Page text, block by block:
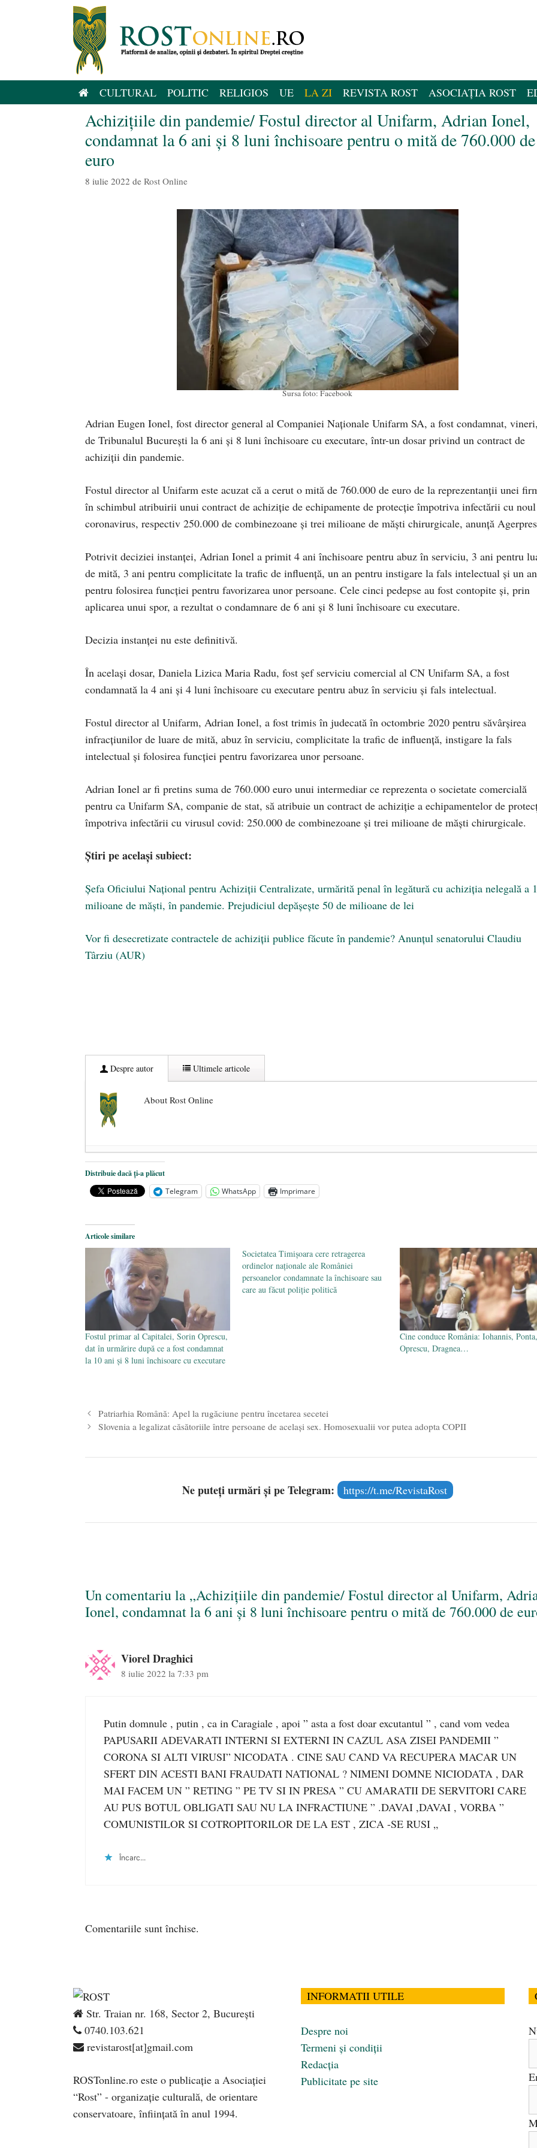
CULTURAL POLITIC RELIGIOS UE LA ZI REVISTA ROST ASOCIAȚIA ROST
Achizițiile din pandemie/ Fostul director al Unifarm, Adrian Ionel,
condamnat la 6 ani şi 8 luni închisoare pentru o mită de 760.000 de
euro
8 iulie 2022 de Rost Online
Sursa foto: Facebook
Adrian Eugen Ionel, fost director general al Companiei Naţionale Unifarm SA, a fost condamnat,
de Tribunalul Bucureşti la 6 ani şi 8 luni închisoare cu executare, într-un dosar privind un contract de
achiziții din pandemie.
Fostul director al Unifarm este acuzat că a cerut o mită de 760.000 de euro de la reprezentanţii unei
în schimbul atribuirii unui contract de achiziţie de echipamente de protecţie împotriva infectării cu noul
coronavirus, respectiv 250.000 de combinezoane şi trei milioane de măşti chirurgicale, anunță
Potrivit deciziei instanţei, Adrian Ionel a primit 4 ani închisoare pentru abuz în serviciu, 3 ani pentru
de mită, 3 ani pentru complicitate la trafic de influenţă, un an pentru instigare la fals intelectual şi un an
pentru folosirea funcţiei pentru favorizarea unor persoane. Cele cinci pedepse au fost contopite şi, prin
aplicarea unui spor, a rezultat o condamnare de 6 ani şi 8 luni închisoare cu executare.
Decizia instanţei nu este definitivă.
În acelaşi dosar, Daniela Lizica Maria Radu, fost şef serviciu comercial al CN Unifarm SA, a fost
condamnată la 4 ani şi 4 luni închisoare cu executare pentru abuz în serviciu şi fals intelectual.
Fostul director al Unifarm, Adrian Ionel, a fost trimis în judecată în octombrie 2020 pentru săvârşirea
infracţiunilor de luare de mită, abuz în serviciu, complicitate la trafic de influenţă, instigare la fals
intelectual şi folosirea funcţiei pentru favorizarea unor persoane.
Adrian Ionel ar fi pretins suma de 760.000 euro unui intermediar ce reprezenta o societate comercială
pentru ca Unifarm SA, companie de stat, să atribuie un contract de achiziţie a echipamentelor de
împotriva infectării cu virusul covid: 250.000 de combinezoane şi trei milioane de măşti chirurgicale.
Știri pe același subiect:
Şefa Oficiului Naţional pentru Achiziţii Centralizate, urmărită penal în legătură cu achiziția nelegală a
milioane de măști, în pandemie. Prejudiciul depășește 50 de milioane de lei
Vor fi desecretizate contractele de achiziții publice făcute în pandemie? Anunțul senatorului Claudiu
Târziu (AUR)
Despre autor Ultimele articole
About Rost Online
Dezvăluiri cutremurătoare despre președintele Ucrainei, Volodymyr Zelensky
Statul care servește Națiunea - 21 aprilie 2026
Legea Vexler produce efecte. Bustul poetului Octavian Goga, înlăturat din Iași
Distribuie dacă ți-a plăcut
Telegram
WhatsApp Imprimare
Articole similare
Fostul primar al Capitalei, Sorin Oprescu,
dat în urmărire după ce a fost condamnat
la 10 ani şi 8 luni închisoare cu executare
Societatea Timişoara cere retragerea
ordinelor naţionale ale României
persoanelor condamnate la închisoare sau
care au făcut poliţie politică
Cine conduce România: Iohannis, Ponta,
Oprescu, Dragnea…
Patriarhia Română: Apel la rugăciune pentru încetarea secetei
Slovenia a legalizat căsătoriile între persoane de acelaşi sex. Homosexualii vor putea adopta COPII
Ne puteți urmări și pe Telegram: https://t.me/RevistaRost
Un comentariu la „Achizițiile din pandemie/ Fostul director al Unifarm,
Ionel, condamnat la 6 ani şi 8 luni închisoare pentru o mită de 760.000 de
Viorel Draghici
8 iulie 2022 la 7:33 pm
Putin domnule , putin , ca in Caragiale , apoi ” asta a fost doar excutantul ” , cand vom vedea
PAPUSARII ADEVARATI INTERNI SI EXTERNI IN CAZUL ASA ZISEI PANDEMII ”
CORONA SI ALTI VIRUSI” NICODATA . CINE SAU CAND VA RECUPERA MACAR UN
SFERT DIN ACESTI BANI FRAUDATI NATIONAL ? NIMENI DOMNE NICIODATA , DAR
MAI FACEM UN ” RETING ” PE TV SI IN PRESA ” CU AMARATII DE SERVITORI CARE
AU PUS BOTUL OBLIGATI SAU NU LA INFRACTIUNE ” .DAVAI ,DAVAI , VORBA ”
COMUNISTILOR SI COTROPITORILOR DE LA EST , ZICA -SE RUSI „
Încarc...
Comentariile sunt închise.
Str. Traian nr. 168, Sector 2, București
0740.103.621
revistarost[at]gmail.com
ROSTonline.ro este o publicaţie a Asociaţiei
“Rost” - organizaţie culturală, de orientare
conservatoare, înfiinţată în anul 1994.
INFORMATII UTILE
Despre noi
Termeni și condiții
Redacția
Publicitate pe site